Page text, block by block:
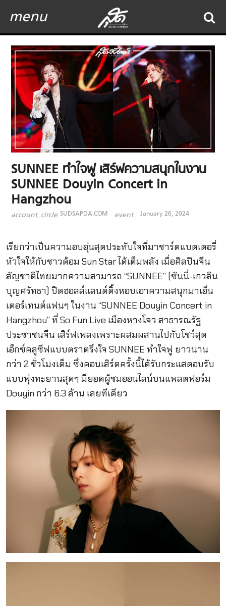
menu
SUNNEE ทำใจฟู เสิร์ฟความสนุกในงาน
SUNNEE Douyin Concert in
Hangzhou
account_circle SUDSAPDA.COM event January 26, 2024
เรียกว่าเป็นความอบอุ่นสุดประทับใจที่มาชาร์ตแบตเตอรี่
หัวใจให้กับชาวด้อม Sun Star ได้เต็มพลัง เมื่อศิลปินจีน
สัญชาติไทยมากความสามารถ “SUNNEE” (ซันนี่-เกวลิน
บุญศรัทธา) ปิดฮอลล์แลนด์ดิ้งหอบเอาความสนุกมาเอ็น
เตอร์เทนต์แฟนๆ ในงาน “SUNNEE Douyin Concert in
Hangzhou” ที่ So Fun Live เมืองหางโจว สาธารณรัฐ
ประชาชนจีน เสิร์ฟเพลงเพราะผสมผสานไปกับโชว์สุด
เอ็กซ์คลูซีฟแบบตราตรึงใจ SUNNEE ทำใจฟู ยาวนาน
กว่า 2 ชั่วโมงเต็ม ซึ่งคอนเสิร์ตครั้งนี้ได้รับกระแสตอบรับ
แบบพุ่งทะยานสุดๆ มียอดผู้ชมออนไลน์บนแพลตฟอร์ม
Douyin กว่า 6.3 ล้าน เลยทีเดียว